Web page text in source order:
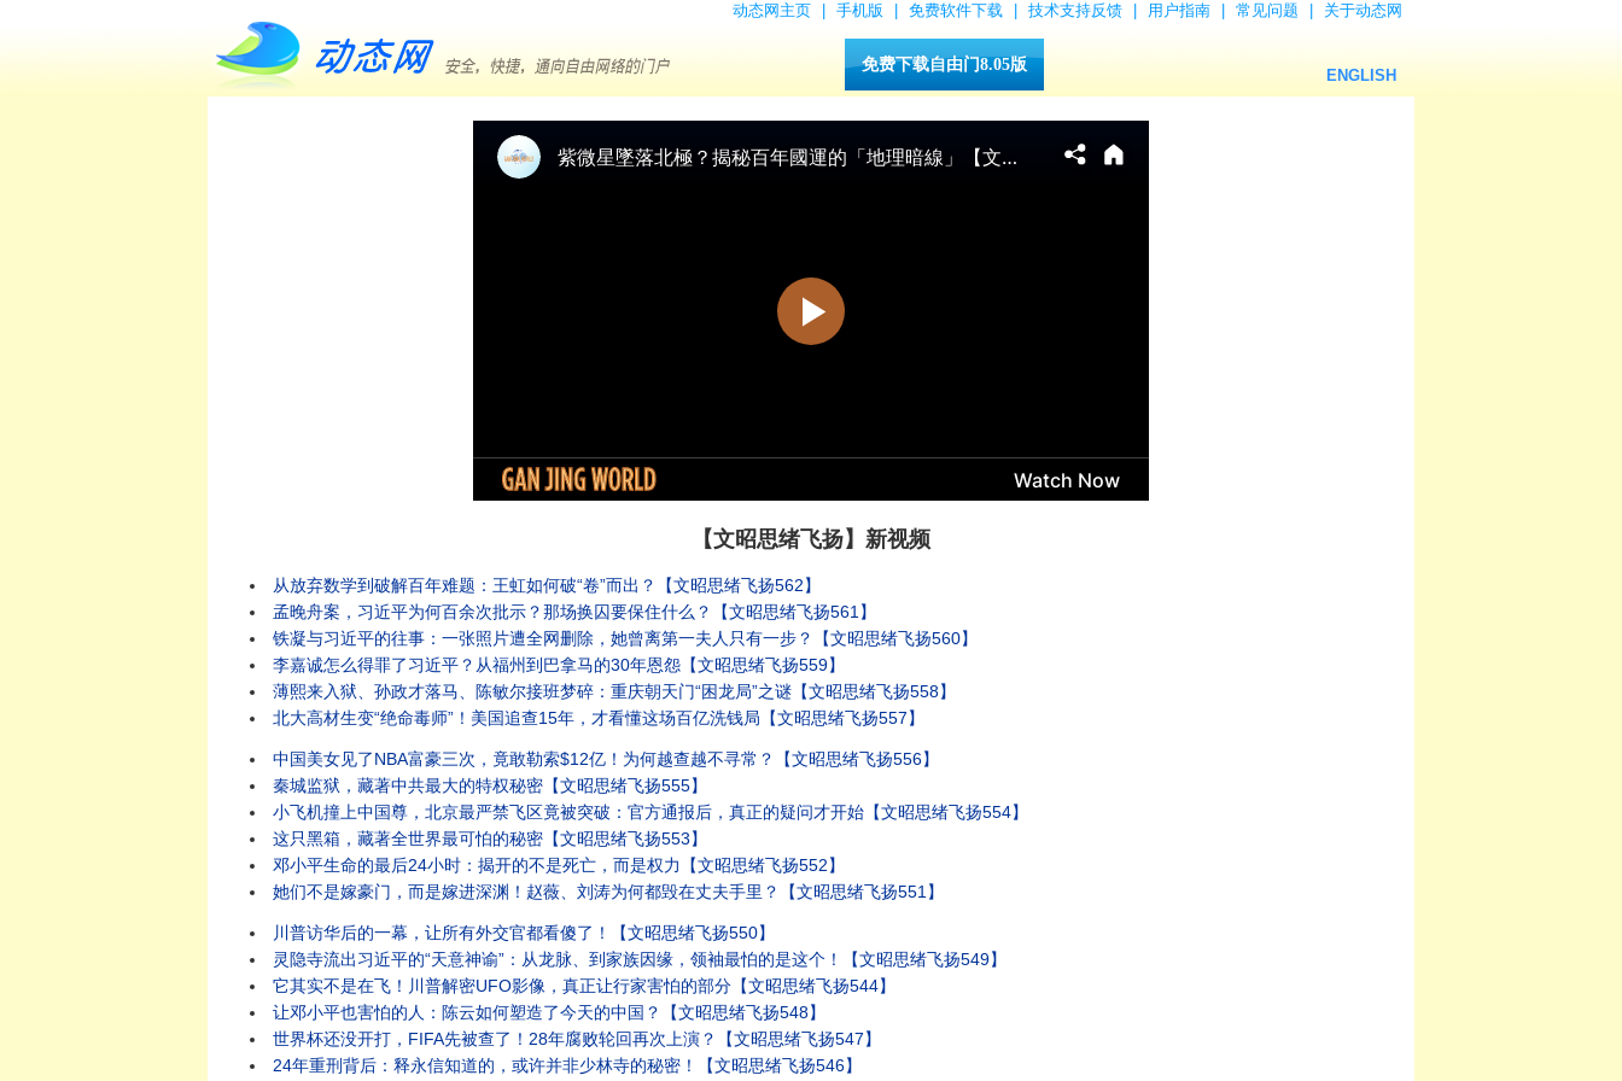
动态网主页 手机版 免费软件下载 技术支持反馈 用户指南 常见问题 关于动态网
免费下载自由门8.05版
ENGLISH
【文昭思绪飞扬】新视频
从放弃数学到破解百年难题：王虹如何破“卷”而出？【文昭思绪飞扬562】
孟晚舟案，习近平为何百余次批示？那场换囚要保住什么？【文昭思绪飞扬561】
铁凝与习近平的往事：一张照片遭全网删除，她曾离第一夫人只有一步？【文昭思绪飞扬560】
李嘉诚怎么得罪了习近平？从福州到巴拿马的30年恩怨【文昭思绪飞扬559】
薄熙来入狱、孙政才落马、陈敏尔接班梦碎：重庆朝天门“困龙局”之谜【文昭思绪飞扬558】
北大高材生变“绝命毒师”！美国追查15年，才看懂这场百亿洗钱局【文昭思绪飞扬557】
中国美女见了NBA富豪三次，竟敢勒索$12亿！为何越查越不寻常？【文昭思绪飞扬556】
秦城监狱，藏著中共最大的特权秘密【文昭思绪飞扬555】
小飞机撞上中国尊，北京最严禁飞区竟被突破：官方通报后，真正的疑问才开始【文昭思绪飞扬554】
这只黑箱，藏著全世界最可怕的秘密【文昭思绪飞扬553】
邓小平生命的最后24小时：揭开的不是死亡，而是权力【文昭思绪飞扬552】
她们不是嫁豪门，而是嫁进深渊！赵薇、刘涛为何都毁在丈夫手里？【文昭思绪飞扬551】
川普访华后的一幕，让所有外交官都看傻了！【文昭思绪飞扬550】
灵隐寺流出习近平的“天意神谕”：从龙脉、到家族因缘，领袖最怕的是这个！【文昭思绪飞扬549】
它其实不是在飞！川普解密UFO影像，真正让行家害怕的部分【文昭思绪飞扬544】
让邓小平也害怕的人：陈云如何塑造了今天的中国？【文昭思绪飞扬548】
世界杯还没开打，FIFA先被查了！28年腐败轮回再次上演？【文昭思绪飞扬547】
24年重刑背后：释永信知道的，或许并非少林寺的秘密！【文昭思绪飞扬546】